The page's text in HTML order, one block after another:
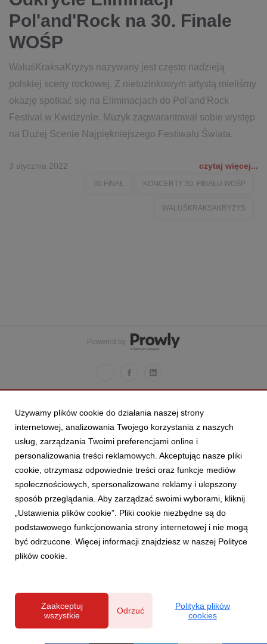
Pol'and'Rock na 30. Finale
WOŚP
WaluśKraksaKryzys nazywany jest często nadzieją
polskiej sceny rockowej. Z nietuzinkowym artystą mieliśmy
okazję spotkać się na Eliminacjach do Pol'and'Rock
Festival w Kwidzynie. Muzyk zagwarantował sobie występ
na Dużej Scenie Najpiękniejszego Festiwalu Świata.
3 stycznia 2022 czytaj więcej...
30.FINAŁ KONCERTY 30. FINAŁU WOŚP
WALUŚKRAKSAKRYZYS
Powered by
Używamy plików cookie do działania naszej strony
internetowej, analizowania Twojego korzystania z naszych
usług, zarządzania Twoimi preferencjami online i
personalizowania treści reklamowych. Akceptując nasze pliki
cookie, otrzymasz odpowiednie treści oraz funkcje mediów
społecznościowych, spersonalizowane reklamy i ulepszony
sposób przeglądania. Aby zarządzać swoimi wyborami, kliknij
„Ustawienia plików cookie”. Pliki cookie niezbędne są do
podstawowego funkcjonowania strony internetowej i nie mogą
być odrzucone. Więcej informacji znajdziesz w naszej Polityce
plików cookie.
Zaakceptuj
wszystkie
Odrzuć
Polityka plików
cookies